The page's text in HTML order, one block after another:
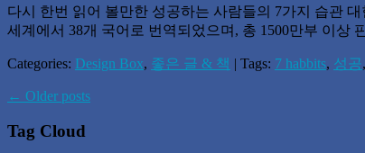
다시 한번 읽어 볼만한 성공하는 사람들의 7가지 습관
세계에서 38개 국어로 번역되었으며, 총 1500만부 이상
Categories: Design Box, 좋은 글 & 책 | Tags: 7 habbits, 성공,
← Older posts
Tag Cloud